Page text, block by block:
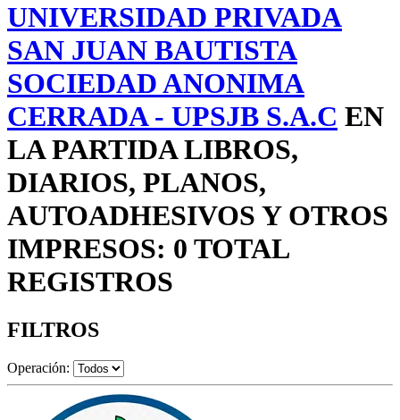
UNIVERSIDAD PRIVADA
SAN JUAN BAUTISTA
SOCIEDAD ANONIMA
CERRADA - UPSJB S.A.C EN
LA PARTIDA LIBROS,
DIARIOS, PLANOS,
AUTOADHESIVOS Y OTROS
IMPRESOS: 0 TOTAL
REGISTROS
FILTROS
Operación: